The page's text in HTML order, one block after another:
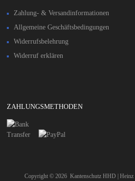
Zahlung- & Versandinformationen​
Allgemeine Geschäftsbedingungen
Widerrufsbelehrung
Widerruf erklären
ZAHLUNGSMETHODEN
Copyright © 2026 Kantenschutz HHD | Heinz